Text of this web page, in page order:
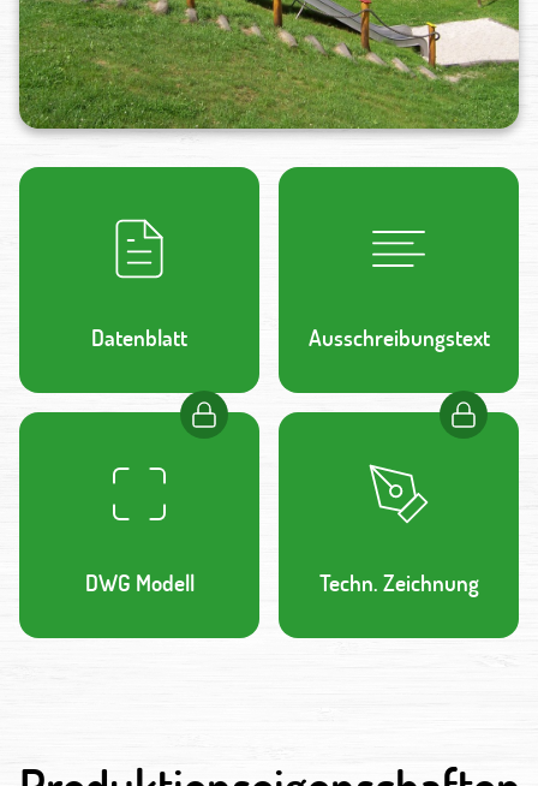
Datenblatt Ausschreibungstext
DWG Modell Techn. Zeichnung